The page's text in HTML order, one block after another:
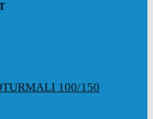
100/150